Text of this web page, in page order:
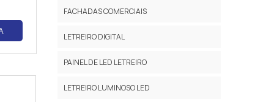
FACHADAS COMERCIAIS
LETREIRO DIGITAL
PAINEL DE LED LETREIRO
LETREIRO LUMINOSO LED